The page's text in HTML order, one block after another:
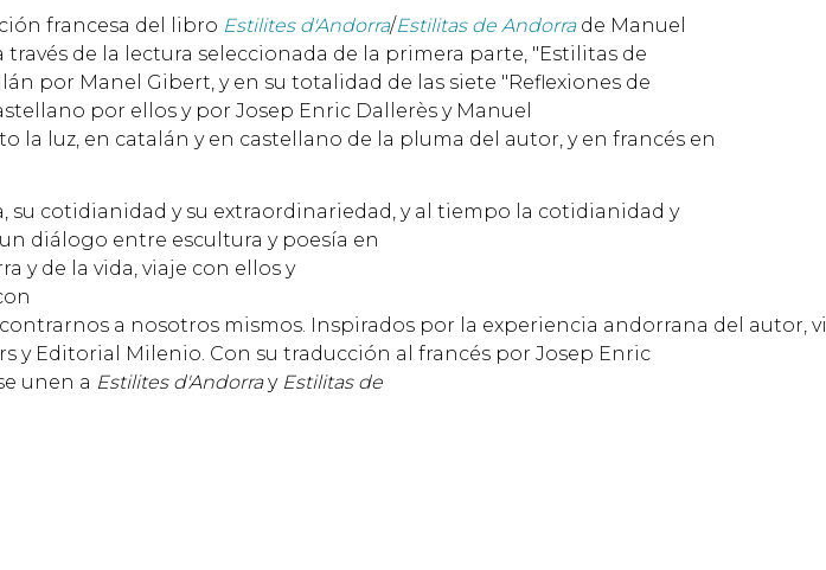
francesa del libro Estilites d'Andorra/Estilitas de Andorra de Manuel
de la lectura seleccionada de la primera parte, "Estilitas de
por Manel Gibert, y en su totalidad de las siete "Reflexiones de
por ellos y por Josep Enric Dallerès y Manuel
la luz, en catalán y en castellano de la pluma del autor, y en francés en
su cotidianidad y su extraordinariedad, y al tiempo la cotidianidad y
diálogo entre escultura y poesía en
y de la vida, viaje con ellos y
a nosotros mismos. Inspirados por la experiencia andorrana del autor,
y Editorial Milenio. Con su traducción al francés por Josep Enric
unen a Estilites d'Andorray Estilitas de